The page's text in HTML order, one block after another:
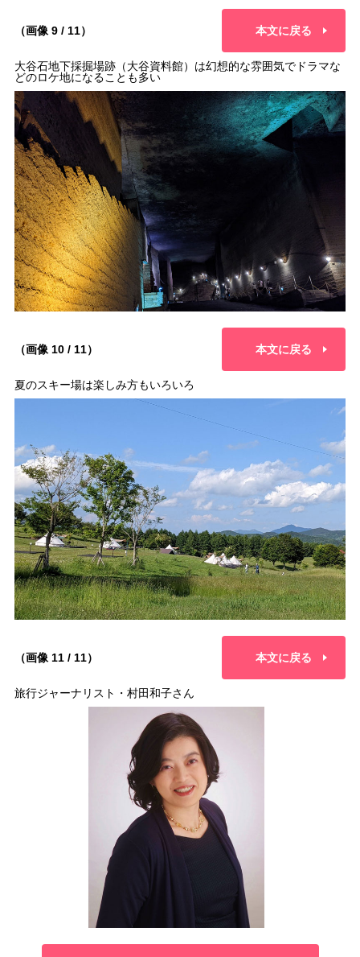
（画像 9 / 11） 本文に戻る
大谷石地下採掘場跡（大谷資料館）は幻想的な雰囲気でドラマな
どのロケ地になることも多い
（画像 10 / 11） 本文に戻る
夏のスキー場は楽しみ方もいろいろ
（画像 11 / 11） 本文に戻る
旅行ジャーナリスト・村田和子さん